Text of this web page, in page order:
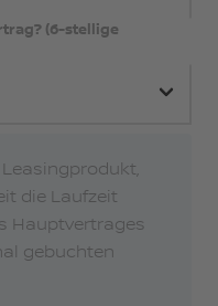
(6-stellige
die Laufzeit
Hauptvertrages
gebuchten